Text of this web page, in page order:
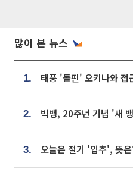
많이 본 뉴스
1.
2.
3. 오늘은 절기 '입추', 뜻